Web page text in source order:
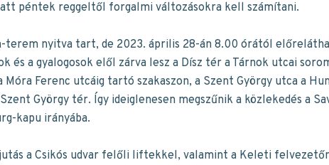
péntek reggeltől forgalmi változásokra kell számítani.
terem nyitva tart, de 2023. április 28-án 8.00 órától
és a gyalogosok elől zárva lesz a Dísz tér a Tárnok utcai
Móra Ferenc utcáig tartó szakaszon, a Szent György utca a
György tér. Így ideiglenesen megszűnik a közlekedés a
kapu irányába.
a Csikós udvar felőli liftekkel, valamint a Keleti